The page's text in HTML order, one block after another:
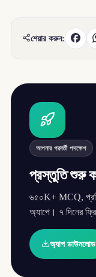
শেয়ার করুন:
আপনার পরবর্তী পদক্ষেপ
প্রস্তুতি শুরু
৬৫০K+ MCQ,
অ্যাপে। ৭ দিনের ফ্রি
অ্যাপ ডাউনলোড